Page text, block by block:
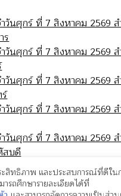
ำวันศุกร์ ที่ 7 สิงหาคม 2569
ร
ำวันศุกร์ ที่ 7 สิงหาคม 2569
ำวันศุกร์ ที่ 7 สิงหาคม 2569
ำวันศุกร์ ที่ 7 สิงหาคม 2569
ำวันศุกร์ ที่ 7 สิงหาคม 2569
สบดี
สิทธิภาพ และประสบการณ์ที่ดีใน
ถศึกษารายละเอียดได้ที่